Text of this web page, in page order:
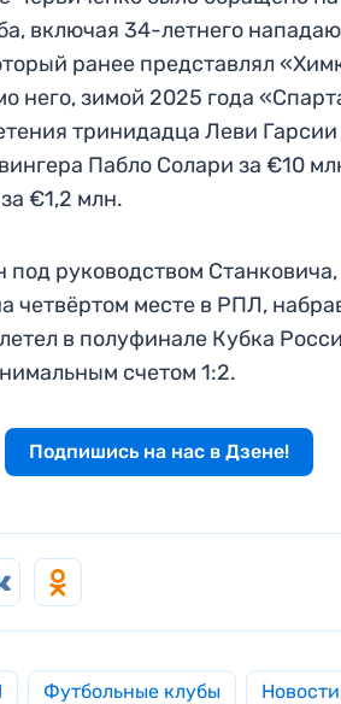
включая 34-летнего
ранее представлял
него, зимой 2025 года
тринидадца Леви Гарсии
Пабло Солари за €10
€1,2 млн.
под руководством
четвёртом месте в РПЛ,
в полуфинале Кубка
счетом 1:2.
Подпишись на нас в Дзене!
Футбольные клубы